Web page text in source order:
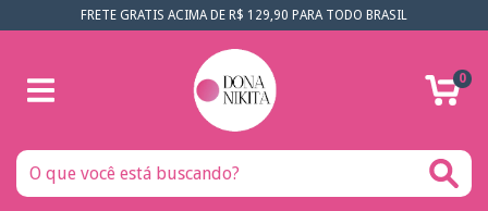
FRETE GRATIS ACIMA DE R$ 129,90 PARA TODO BRASIL
0